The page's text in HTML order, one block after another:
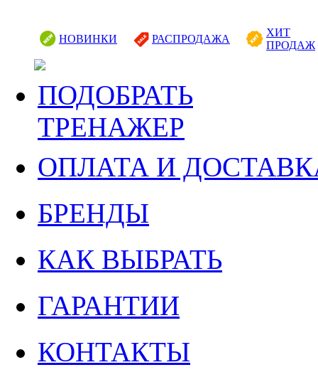
НОВИНКИ РАСПРОДАЖА
ХИТ
ПРОДАЖ
ПОДОБРАТЬ
ТРЕНАЖЕР
ОПЛАТА И
БРЕНДЫ
КАК ВЫБРАТЬ
ГАРАНТИИ
КОНТАКТЫ